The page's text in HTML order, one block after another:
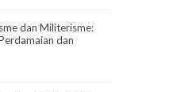
dan Militerisme:
dan